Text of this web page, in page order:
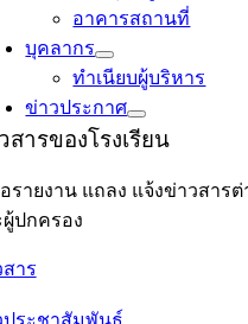
อาคารสถานที่
บุคลากร
ทำเนียบผู้บริหาร
ข่าวประกาศ
สารของโรงเรียน
รายงาน แถลง แจ้งข่าวสาร
ปกครอง
าร
ประชาสัมพันธ์